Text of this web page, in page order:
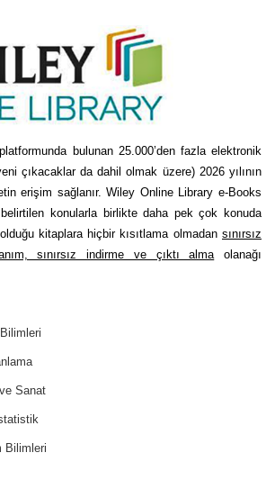
bulunan 25.000’den fazla elektronik
çıkacaklar da dahil olmak üzere) 2026 yılının
erişim sağlanır. Wiley Online Library e-Books
belirtilen konularla birlikte daha pek çok konuda
kitaplara hiçbir kısıtlama olmadan sınırsız
sınırsız indirme ve çıktı almaolanağı
Sanat